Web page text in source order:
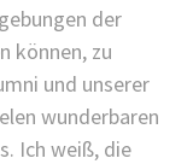
der
können, zu
und unserer
wunderbaren
Ich weiß, die